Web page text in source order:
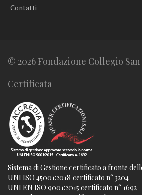
Contatti
© 2026 Fondazione Collegio
Certificata
Sistema di Gestione certificato a fronte
UNI ISO 45001:2018 certificato n° 3204
UNI EN ISO 9001:2015 certificato n° 1692